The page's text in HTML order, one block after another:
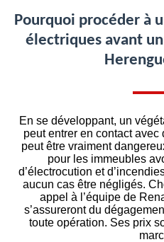
Pourquoi procéder à
électriques avant
En se développant, un
peut entrer en contact
peut être vraiment
pour les immeubles
d’électrocution et
aucun cas être négligés.
appel à l’équipe de
s’assureront du
toute opération. Ses prix